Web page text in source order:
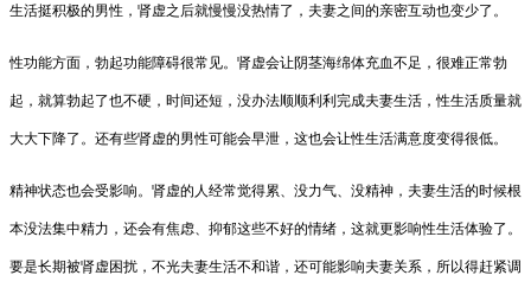
生活挺积极的男性，肾虚之后就慢慢没热情了，夫妻之间的亲密互动也变少了。
性功能方面，勃起功能障碍很常见。肾虚会让阴茎海绵体充血不足，很难正常勃
起，就算勃起了也不硬，时间还短，没办法顺顺利利完成夫妻生活，性生活质量就
大大下降了。还有些肾虚的男性可能会早泄，这也会让性生活满意度变得很低。
精神状态也会受影响。肾虚的人经常觉得累、没力气、没精神，夫妻生活的时候根
本没法集中精力，还会有焦虑、抑郁这些不好的情绪，这就更影响性生活体验了。
要是长期被肾虚困扰，不光夫妻生活不和谐，还可能影响夫妻关系，所以得赶紧调